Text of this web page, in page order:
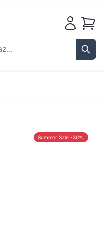
Košík
Summer Sale -30%